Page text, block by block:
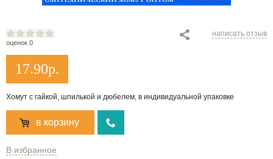
оценок 0
написать отзыв
17.90р.
Хомут с гайкой, шпилькой и дюбелем, в индивидуальной упаковке
в корзину
В избранное